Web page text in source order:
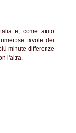
e, come aiuto
tavole dei
minute differenze
l'altra.